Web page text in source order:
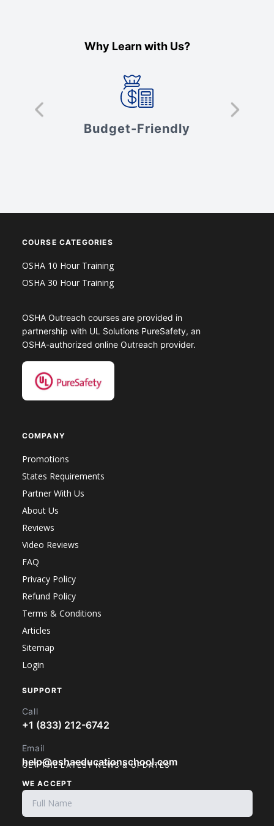
Why Learn with Us?
Budget-Friendly
COURSE CATEGORIES
OSHA 10 Hour Training
OSHA 30 Hour Training
OSHA Outreach courses are provided in
partnership with UL Solutions PureSafety, an
OSHA-authorized online Outreach provider.
COMPANY
Promotions
States Requirements
Partner With Us
About Us
Reviews
Video Reviews
FAQ
Privacy Policy
Refund Policy
Terms & Conditions
Articles
Sitemap
Login
SUPPORT
Call
+1 (833) 212-6742
Email
help@oshaeducationschool.com
WE ACCEPT
GET THE LATEST NEWS & UPDATES